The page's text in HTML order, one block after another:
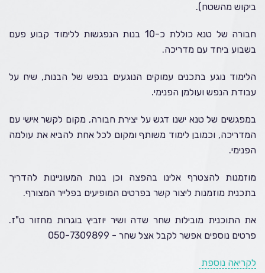
ביקוש מהשטח).
חבורה של טנא כוללת כ-10 בנות הנפגשות ללימוד קבוע פעם
בשבוע ביחד עם מדריכה.
הלימוד נוגע בתכנים עמוקים הנוגעים בנפש של הבנות, שיח על
עבודת הנפש ועולמן הפנימי.
במפגשים של טנא ישנו דגש על יצירת חבורה, מקום לקשר אישי עם
המדריכה, וכמובן לימוד משותף ומקום לכל אחת להביא את עולמה
הפנימי.
מוזמנות להצטרף אלינו בהפצה וכן בנות המעוניינות להדריך
בתכנית מוזמנות ליצור קשר בפרטים המופיעים בפלייר המצורף.
את התוכנית מובילות שחר שדה ושיר יוזביץ בוגרות מחזור ט"ז.
פרטים נוספים אפשר לקבל אצל שחר - 050-7309899
לקריאה נוספת